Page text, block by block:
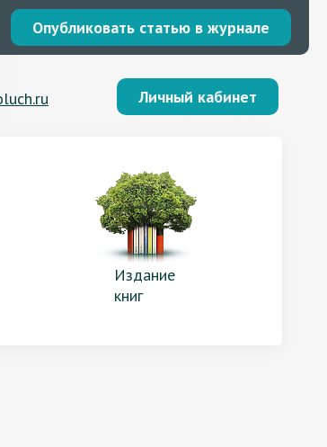
Опубликовать статью в журнале
Личный кабинет
Издание
книг